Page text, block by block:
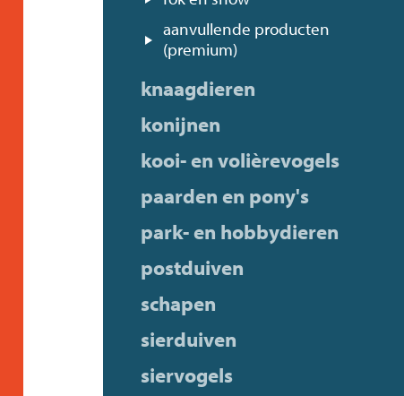
aanvullende producten
(premium)
knaagdieren
konijnen
kooi- en volièrevogels
paarden en pony's
park- en hobbydieren
postduiven
schapen
sierduiven
siervogels